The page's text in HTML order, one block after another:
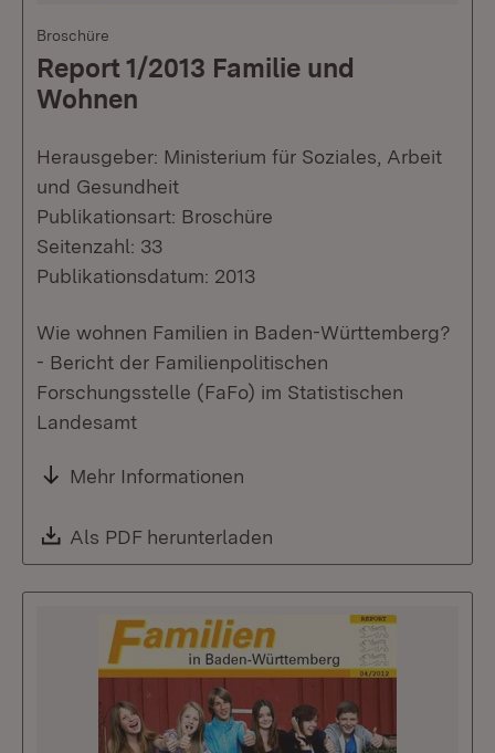
Broschüre
Report 1/2013 Familie und
Wohnen
Herausgeber: Ministerium für Soziales, Arbeit
und Gesundheit
Publikationsart: Broschüre
Seitenzahl: 33
Publikationsdatum: 2013
Wie wohnen Familien in Baden-Württemberg?
- Bericht der Familienpolitischen
Forschungsstelle (FaFo) im Statistischen
Landesamt
Mehr Informationen
Download:
Als PDF herunterladen